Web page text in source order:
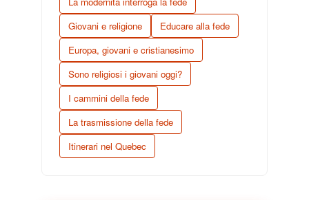
Giovani e religione
Educare alla fede
Europa, giovani e cristianesimo
Sono religiosi i giovani oggi?
I cammini della fede
La trasmissione della fede
Itinerari nel Quebec